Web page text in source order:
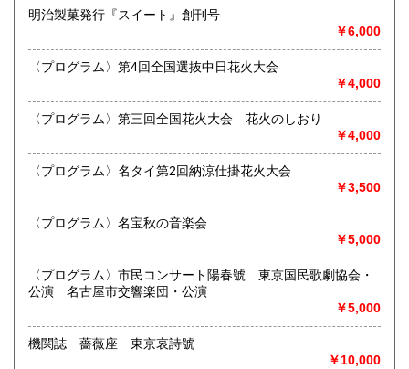
沖縄県 300円
書籍の買取について
買取 買取専用フリーダイヤル 0120-006-229 (担当・
井上)
す。
御整理・御売却はお気軽に当店にご相談ください。
お電話、メール等でご連絡次第、即日に参上いたします。古
書買い取り、古本買い取り、大量大歓迎です。
特に古いもの全般(和本、古文書、紙物チラシ、郷土資料、地
図、宗教、芸能、美術、文学、雑誌等)に力を入れておりま
す。
又書画骨董品も別部門で取り扱いしておりますので引越し増
愛知県・岐阜県を中心に近県の方、日時打ち合わせの後、ご
訪問し、見積もり・買入をさせていただきます。
まずはお気軽にご連絡ください。
お品物を送料着払いでお送りいただければ、即日に評価しご
連絡ご送金いたします。
明治製菓発行『スイート』創刊号
￥6,000
〈プログラム〉第4回全国選抜中日花火大会
￥4,000
〈プログラム〉第三回全国花火大会 花火のしおり
￥4,000
〈プログラム〉名タイ第2回納涼仕掛花火大会
￥3,500
〈プログラム〉名宝秋の音楽会
￥5,000
〈プログラム〉市民コンサート陽春號 東京国民歌劇協会・
公演 名古屋市交響楽団・公演
￥5,000
機関誌 薔薇座 東京哀詩號
￥10,000